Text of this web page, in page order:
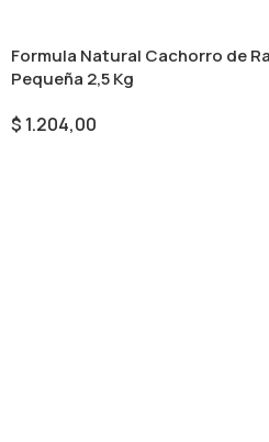
Formula Natural Cachorro de
Pequeña 2,5 Kg
$ 1.204,00